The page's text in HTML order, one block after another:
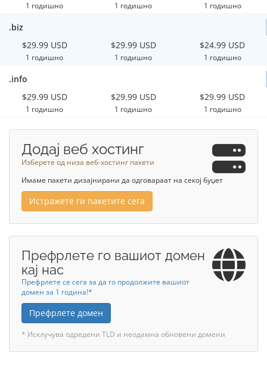
1 годишно 1 годишно 1 годишно
.biz
$29.99 USD
1 годишно
$29.99 USD
1 годишно
$24.99 USD
1 годишно
.info
$29.99 USD
1 годишно
$29.99 USD
1 годишно
$29.99 USD
1 годишно
Додај веб хостинг
Изберете од низа веб-хостинг пакети
Имаме пакети дизајнирани да одговараат на секој буџет
Истражете ги пакетите сега
Префрлете го вашиот домен
кај нас
Префрлете се сега за да го продолжите вашиот
домен за 1 година!*
Префрлете домен
* Исклучува одредени TLD и неодамна обновени домени